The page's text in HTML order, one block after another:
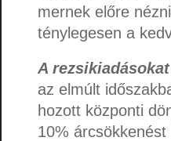
mernek előre
ténylegesen a
A
az elmúlt
hozott központi
10%